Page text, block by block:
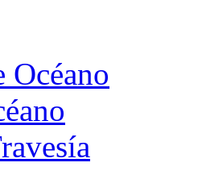
Océano